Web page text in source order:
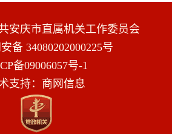
安庆市直属机关工作委员会
备 34080202000225号
备09006057号-1
支持：商网信息